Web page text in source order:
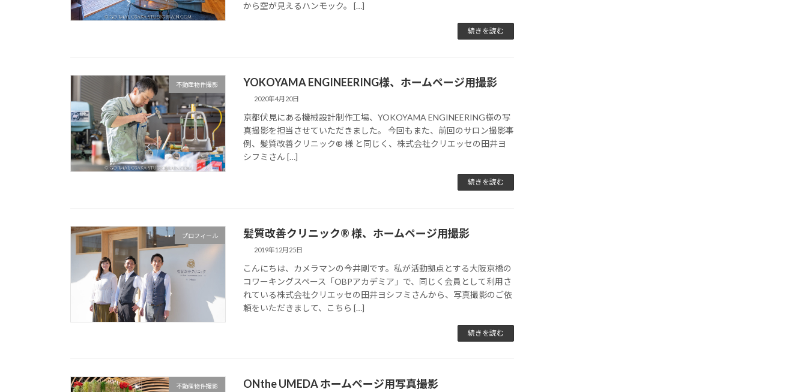
から空が見えるハンモック。 […]
続きを読む
不動産物件撮影 YOKOYAMA ENGINEERING様、ホームページ用撮影
2020年4月20日
京都伏見にある機械設計制作工場、YOKOYAMA ENGINEERING様の写
真撮影を担当させていただきました。 今回もまた、前回のサロン撮影事
例、髪質改善クリニック® 様 と同じく、株式会社クリエッセの田井ヨ
シフミさん […]
続きを読む
プロフィール 髪質改善クリニック® 様、ホームページ用撮影
2019年12月25日
こんにちは、カメラマンの今井剛です。私が活動拠点とする大阪京橋の
コワーキングスペース「OBPアカデミア」で、同じく会員として利用さ
れている株式会社クリエッセの田井ヨシフミさんから、写真撮影のご依
頼をいただきまして、こちら […]
続きを読む
不動産物件撮影 ONthe UMEDA ホームページ用写真撮影